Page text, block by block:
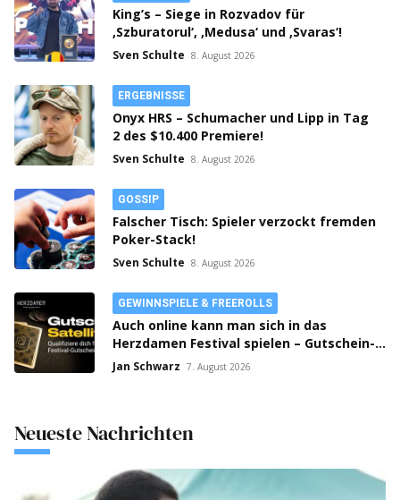
King’s – Siege in Rozvadov für
‚Szburatorul‘, ‚Medusa‘ und ‚Svaras‘!
Sven Schulte 8. August 2026
ERGEBNISSE
Onyx HRS – Schumacher und Lipp in Tag
2 des $10.400 Premiere!
Sven Schulte 8. August 2026
GOSSIP
Falscher Tisch: Spieler verzockt fremden
Poker-Stack!
Sven Schulte 8. August 2026
GEWINNSPIELE & FREEROLLS
Auch online kann man sich in das
Herzdamen Festival spielen – Gutschein-
Satellites laufen auf bwin Poker!
Jan Schwarz 7. August 2026
Neueste Nachrichten